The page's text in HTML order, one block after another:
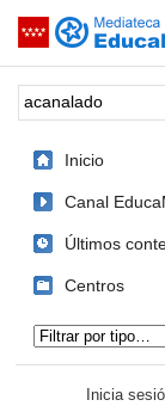
Saltar navegación
Palabra o frase:
Inicio
Canal
Últimos
Centros
Inicia